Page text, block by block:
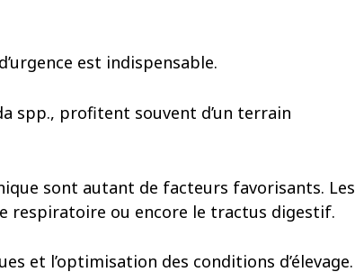
est indispensable.
spp., profitent souvent d’un terrain
sont autant de facteurs favorisants. Les
respiratoire ou encore le tractus digestif.
et l’optimisation des conditions d’élevage.